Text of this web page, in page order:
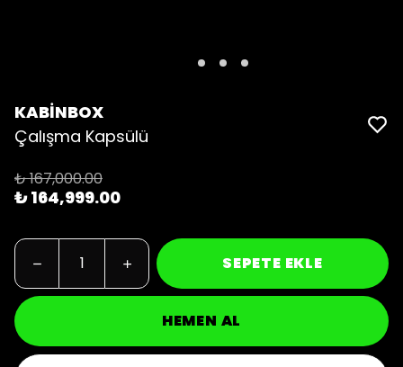
KABİNBOX
Çalışma Kapsülü
₺ 167,000.00
₺ 164,999.00
SEPETE EKLE
HEMEN AL